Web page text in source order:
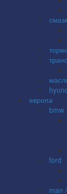
европа
bmw
ford
man